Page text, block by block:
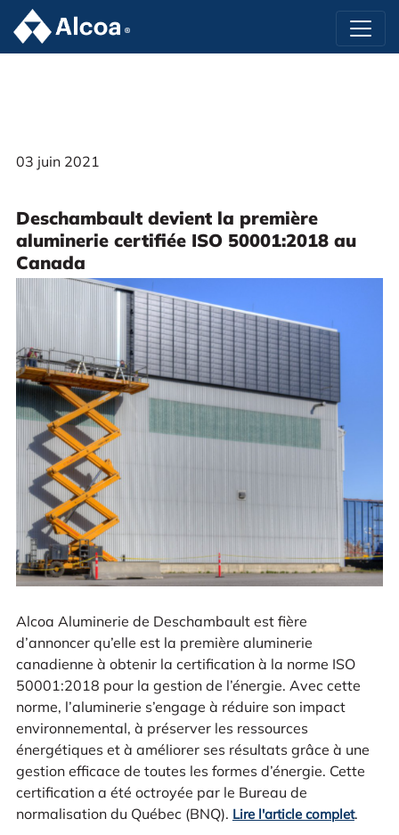
03 juin 2021
Deschambault devient la première
aluminerie certifiée ISO 50001:2018 au
Canada
Alcoa Aluminerie de Deschambault est fière
d’annoncer qu’elle est la première aluminerie
canadienne à obtenir la certification à la norme ISO
50001:2018 pour la gestion de l’énergie. Avec cette
norme, l’aluminerie s’engage à réduire son impact
environnemental, à préserver les ressources
énergétiques et à améliorer ses résultats grâce à une
gestion efficace de toutes les formes d’énergie. Cette
certification a été octroyée par le Bureau de
normalisation du Québec (BNQ). Lire l'article complet.